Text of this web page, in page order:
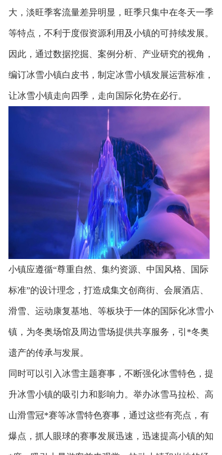
大，淡旺季客流量差异明显，旺季只集中在冬天一季
等特点，不利于度假资源利用及小镇的可持续发展。
因此，通过数据挖掘、案例分析、产业研究的视角，
编订冰雪小镇白皮书，制定冰雪小镇发展运营标准，
让冰雪小镇走向四季，走向国际化势在必行。
小镇应遵循“尊重自然、集约资源、中国风格、国际
标准”的设计理念，打造成集文创商街、会展酒店、
滑雪、运动康复基地、等板块于一体的国际化冰雪小
镇，为冬奥场馆及周边雪场提供共享服务，引*冬奥
遗产的传承与发展。
同时可以引入冰雪主题赛事，不断强化冰雪特色，提
升冰雪小镇的吸引力和影响力。举办冰雪马拉松、高
山滑雪冠*赛等冰雪特色赛事，通过这些有亮点，有
爆点，抓人眼球的赛事发展迅速，迅速提高小镇的知